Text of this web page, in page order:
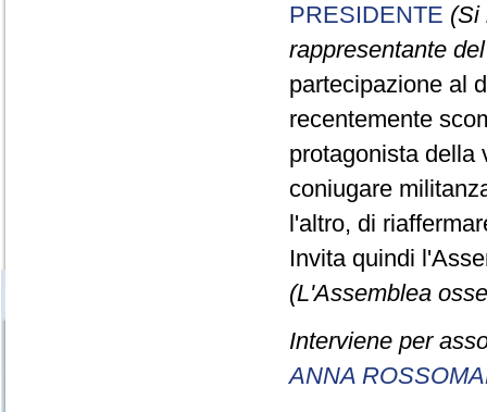
PRESIDENTE (Si
rappresentante
partecipazione al
recentemente
protagonista della
coniugare
l'altro, di
Invita quindi
(L'Assemblea
Interviene per
ANNA